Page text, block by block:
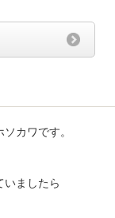
カワです。
いましたら